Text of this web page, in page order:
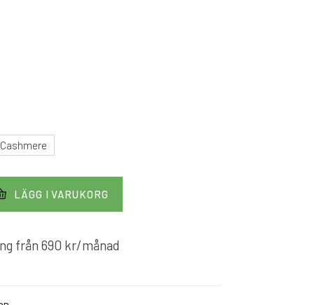
LÄGG I VARUKORG
från 690 kr/månad